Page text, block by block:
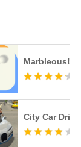
Marbleous!
City Car